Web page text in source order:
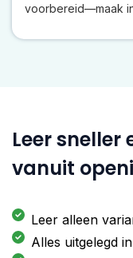
voorbereid—maak
Leer sneller
vanuit
Leer alleen
Alles uitgelegd